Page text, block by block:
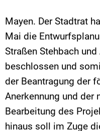
Mayen. Der Stadtrat
Mai die
Straßen Stehbach
beschlossen und
der Beantragung der
Anerkennung und der
Bearbeitung des
hinaus soll im Zuge